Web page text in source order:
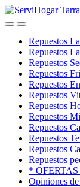
Saltar
a
saltar
al
OpenClose
Repuestos
Repuestos
Repuestos
Repuestos
Repuestos
Repuestos
Repuestos
Repuestos
Repuestos
Repuestos
Repuestos
Repuestos
*
Opiniones